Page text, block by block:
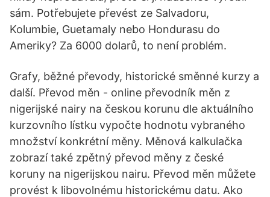
sám. Potřebujete převést ze Salvadoru,
Kolumbie, Guetamaly nebo Hondurasu do
Ameriky? Za 6000 dolarů, to není problém.
Grafy, běžné převody, historické směnné kurzy a
další. Převod měn - online převodník měn z
nigerijské nairy na českou korunu dle aktuálního
kurzovního lístku vypočte hodnotu vybraného
množství konkrétní měny. Měnová kalkulačka
zobrazí také zpětný převod měny z české
koruny na nigerijskou nairu. Převod měn můžete
provést k libovolnému historickému datu. Ako